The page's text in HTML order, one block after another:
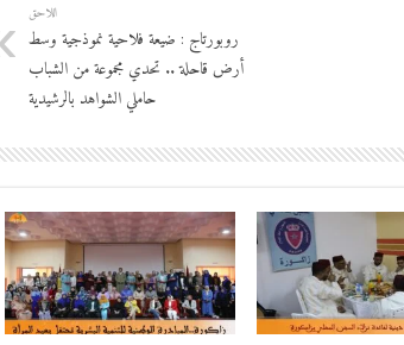
اللاحق
روبورتاج : ضيعة فلاحية نموذجية وسط
أرض قاحلة .. تحدي مجموعة من الشباب
حاملي الشواهد بالرشيدية